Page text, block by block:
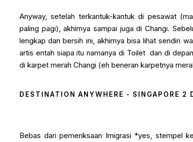
Anyway, setelah terkantuk-kantuk di pesawat
paling pagi), akhirnya sampai juga di Changi.
lengkap dan bersih ini, akhirnya bisa lihat sendiri
artis entah siapa itu namanya di Toilet dan di
di karpet merah Changi (eh beneran karpetnya
DESTINATION ANYWHERE - SINGAPORE 2
Bebas dari pemeriksaan Imigrasi *yes, stempel